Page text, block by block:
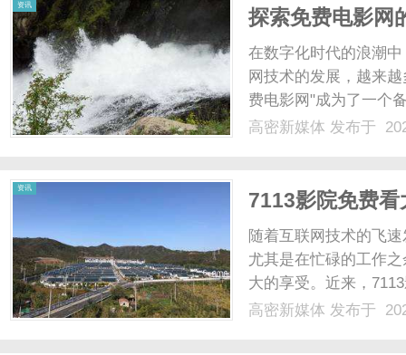
资讯
探索免费电影网
在数字化时代的浪潮
网技术的发展，越来
费电影网"成为了一个
挑战，让我们一同了
高密新媒体 发布于
资讯
7113影院免费
随着互联网技术的飞
尤其是在忙碌的工作
大的享受。近来，
了广大观众的青睐，
高密新媒体 发布于